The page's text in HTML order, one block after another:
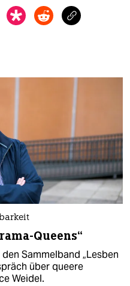
Queens“
Sammelband „Lesben
über queere
Weidel.